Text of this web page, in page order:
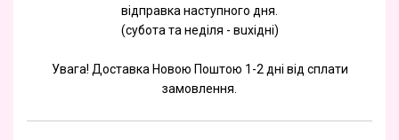
відправка наступного дня.
(субота та недiля - вuхiднi)
Увага! Доставка Новою Поштою 1-2 дні від сплати
замовлення.